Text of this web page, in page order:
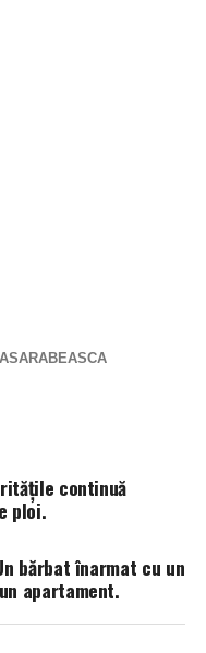
continuă
ploi.
bărbat înarmat cu un
apartament.